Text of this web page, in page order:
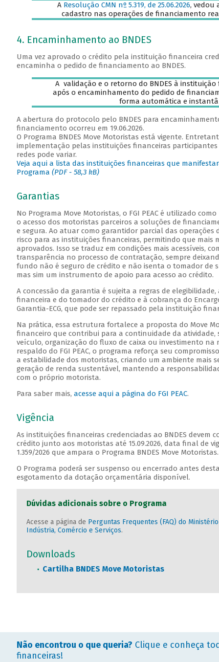
A Resolução CMN nº 5.319, de 25.06.2026, vedou
cadastro nas operações de financiamento
4. Encaminhamento ao BNDES
Uma vez aprovado o crédito pela instituição financeira
encaminha o pedido de financiamento ao BNDES.
A validação e o retorno do BNDES à
após o encaminhamento do pedido de
forma automática e
A abertura do protocolo pelo BNDES para
financiamento ocorreu em 19.06.2026.
O Programa BNDES Move Motoristas está vigente.
implementação pelas instituições financeiras
redes pode variar.
Veja aqui a lista das instituições financeiras que
Programa(PDF - 58,3 kB)
Garantias
No Programa Move Motoristas, o FGI PEAC é utilizado
o acesso dos motoristas parceiros a soluções de
e segura. Ao atuar como garantidor parcial das operações
risco para as instituições financeiras, permitindo que mais
aprovados. Isso se traduz em condições mais acessíveis,
transparência no processo de contratação, sempre
fundo não é seguro de crédito e não isenta o tomador de
mas sim um instrumento de apoio para acesso ao crédito.
A concessão da garantia é sujeita a regras de
financeira e do tomador do crédito e à cobrança do
Garantia-ECG, que pode ser repassado pela instituição
Na prática, essa estrutura fortalece a proposta do Move
financeiro que contribui para a continuidade da atividade,
veículo, organização do fluxo de caixa ou investimento na
respaldo do FGI PEAC, o programa reforça seu
a estabilidade dos motoristas, criando um ambiente mais
geração de renda sustentável, mantendo a
com o próprio motorista.
Para saber mais,acesse aqui a página do FGI PEAC.
Vigência
As instituições financeiras credenciadas ao BNDES devem
crédito junto aos motoristas até 15.09.2026, data final de
1.359/2026 que ampara o Programa BNDES Move
O Programa poderá ser suspenso ou encerrado antes
esgotamento da dotação orçamentária disponível.
Dúvidas adicionais sobre o Programa
Acesse a página de Perguntas Frequentes (FAQ) do
Indústria, Comércio e Serviços.
Downloads
Cartilha BNDES Move Motoristas
Não encontrou o que queria? Clique e conheça
financeiras!